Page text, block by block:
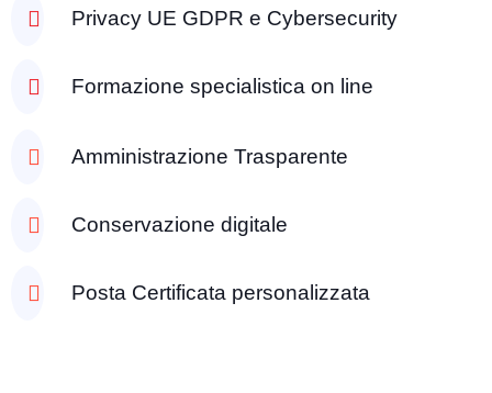
Privacy UE GDPR e Cybersecurity
Formazione specialistica on line
Amministrazione Trasparente
Conservazione digitale
Posta Certificata personalizzata